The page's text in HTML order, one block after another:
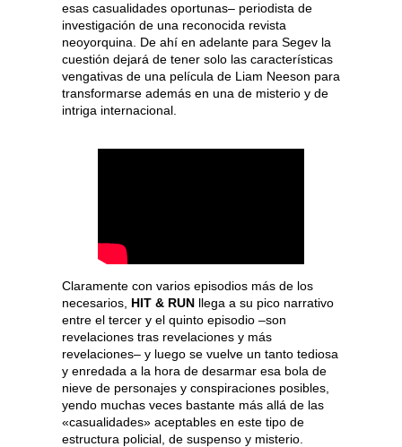
esas casualidades oportunas– periodista de
investigación de una reconocida revista
neoyorquina. De ahí en adelante para Segev la
cuestión dejará de tener solo las características
vengativas de una película de Liam Neeson para
transformarse además en una de misterio y de
intriga internacional.
Claramente con varios episodios más de los
necesarios, HIT & RUN llega a su pico narrativo
entre el tercer y el quinto episodio –son
revelaciones tras revelaciones y más
revelaciones– y luego se vuelve un tanto tediosa
y enredada a la hora de desarmar esa bola de
nieve de personajes y conspiraciones posibles,
yendo muchas veces bastante más allá de las
«casualidades» aceptables en este tipo de
estructura policial, de suspenso y misterio.